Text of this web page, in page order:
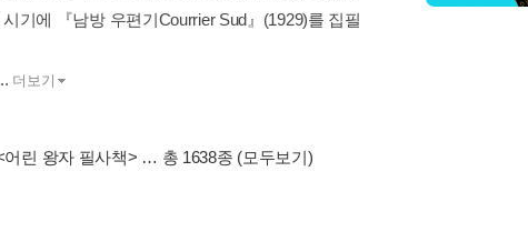
기에 『남방 우편기Courrier Sud』(1929)를 집필
더보기
어린 왕자 필사책> … 총 1638종 (모두보기)